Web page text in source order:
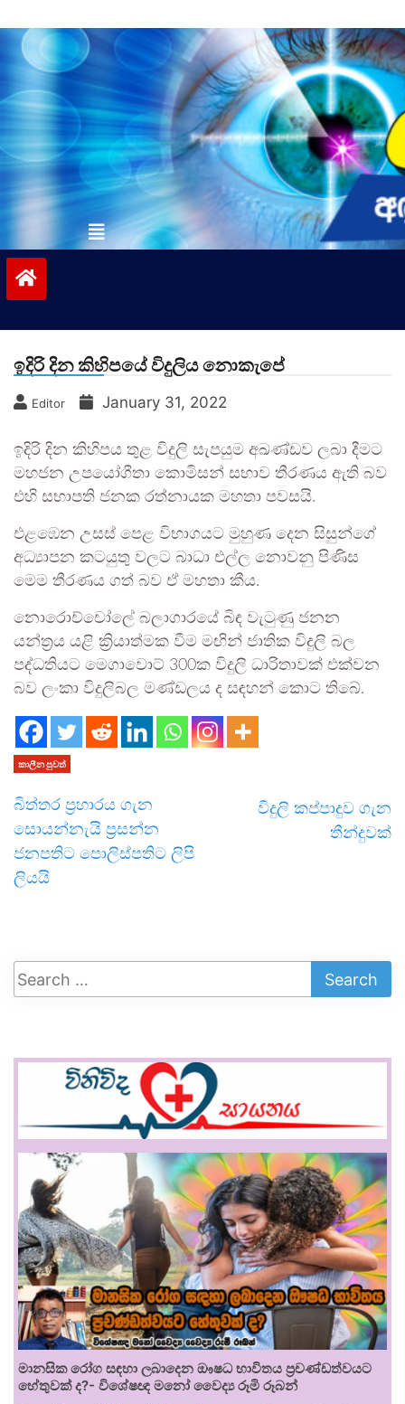
to
contentvinivida.lk
ඉදිරි දින කිහිපයේ විදුලිය නොකැපේ
Editor January 31, 2022
ඉදිරි දින කිහිපය තුළ විදුලි සැපයුම අඛණ්ඩව ලබා දීමට
මහජන උපයෝගීතා කොමිසන් සභාව තීරණය ඇති බව
එහි සභාපති ජනක රත්නායක මහතා පවසයි.
එළඹෙන උසස් පෙළ විභාගයට මුහුණ දෙන සිසුන්ගේ
අධ්‍යාපන කටයුතු වලට බාධා එල්ල නොවනු පිණිස
මෙම තීරණය ගත් බව ඒ මහතා කීය.
නොරොච්චෝලේ බලාගාරයේ බිඳ වැටුණු ජනන
යන්ත්‍රය යළි ක්‍රියාත්මක වීම මඟින් ජාතික විදුලි බල
පද්ධතියට මෙගාවොට් 300ක විදුලි ධාරිතාවක් එක්වන
බව ලංකා විදුලිබල මණ්ඩලය ද සඳහන් කොට තිබේ.
කාලීන පුවත්
බිත්තර ප්‍රහාරය ගැන
සොයන්නැයි ප්‍රසන්න
ජනපතිට පොලිස්පතිට ලිපි
ලියයි
විදුලි කප්පාදුව ගැන
තීන්දුවක්
මානසික රෝග සඳහා ලබාදෙන ඖෂධ භාවිතය ප්‍රචණ්ඩත්වයට
හේතුවක් ද?- විශේෂඥ මනෝ වෛද්‍ය රූමි රූබන්